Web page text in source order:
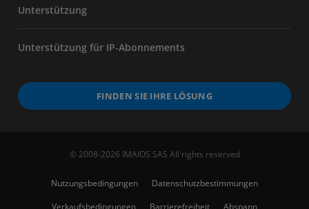
Unterstützung
Unterstützung für IP-Abonnements
FINDEN SIE IHRE LÖSUNG
© 2008-2026 IMAIOS SAS All rights reserved
Nutzungsbedingungen
Datenschutzbestimmungen
Verkaufsbedingungen
Barrierefreiheit Abspann